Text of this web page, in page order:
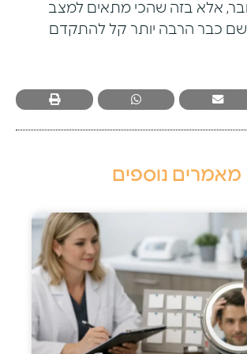
אלא בזה שהכי מתאים למצב
כבר הרבה יותר קל להתקדם
מאמרים נוספים